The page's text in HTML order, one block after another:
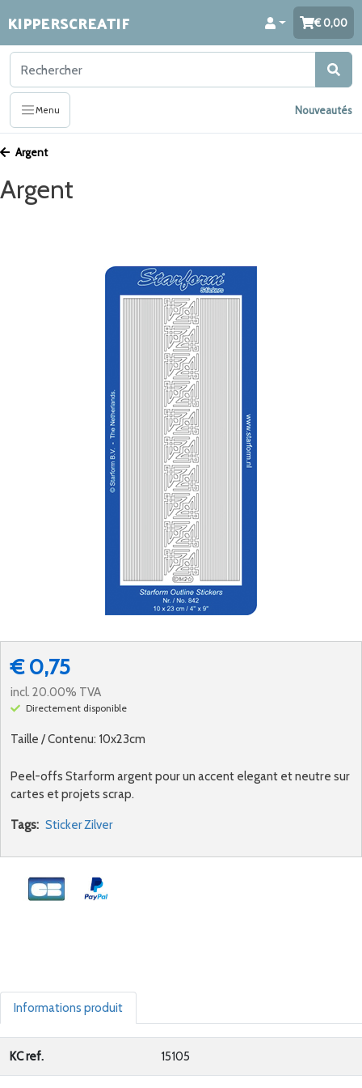
KIPPERSCREATIF 0,00
Menu Nouveautés
Argent
Argent
Taille / Contenu: 10x23cm
€ 0,75
incl. 20.00% TVA
Directement disponible
Peel-offs Starform argent pour un accent elegant et neutre sur
cartes et projets scrap.
Tags: Sticker Zilver
Informations produit
KC ref. 15105